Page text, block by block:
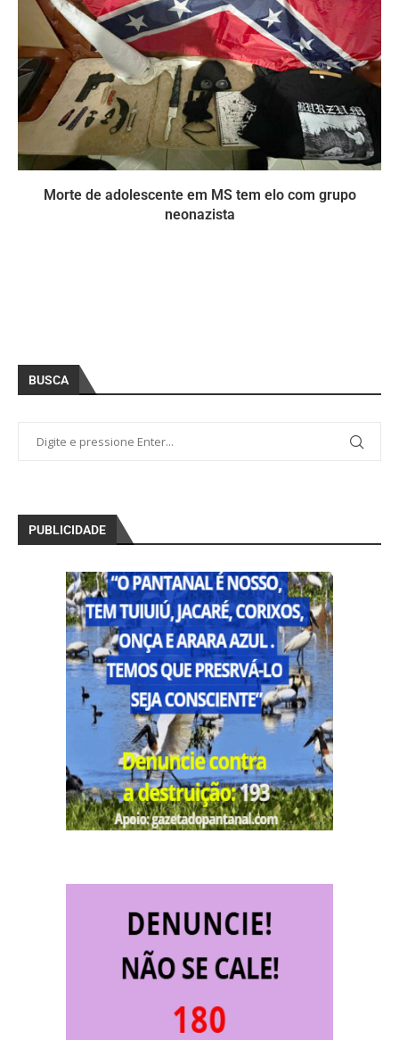
Morte de adolescente em MS tem elo com grupo
neonazista
BUSCA
PUBLICIDADE